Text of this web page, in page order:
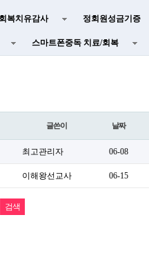
회복치유감사 정회원성금기증
스마트폰중독 치료/회복
글쓴이 날짜
최고관리자 06-08
이해왕선교사 06-15